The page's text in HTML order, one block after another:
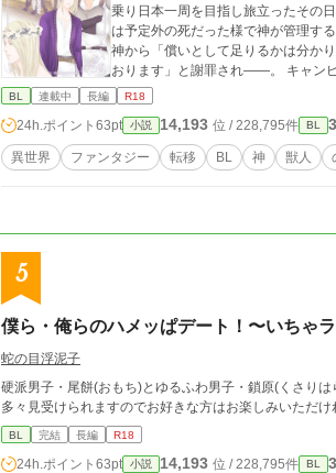
乗り日本一周を目指し旅立ったその日に不運
は予定外の死だった様で神が管理する違う世
神から「償いとして足りるかは分か
おります」と謝罪され――。 キャンピングカーを異世界仕様の馬車に変えてもらい、理人自身も色んな能力をもら
う。 こうなったら異世界をのんびり旅行してやろう。 ※主人公結構お口が悪
BL 連載中 長編 R18
24h.ポイント 63pt 小説 14,193 位 / 228,795件 BL
異世界 ファンタジー 転移 BL 神 獣人
5
僕ら・俺らのハメッぱデート！〜いちゃ
蛇の目浮泥子
硬派男子・尾餅(おもち)とゆるふわ男子・鎖原(くさり
多々見受けられますのでお好きな方はお楽しみいただけ
BL 完結 長編 R18
24h.ポイント 63pt 小説 14,193 位 / 228,795件 BL